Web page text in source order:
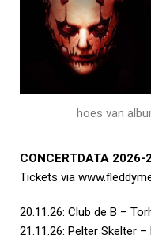
hoes van
CONCERTDATA 2026-
Tickets via
20.11.26: Club de B –
21.11.26: Pelter Skelter –